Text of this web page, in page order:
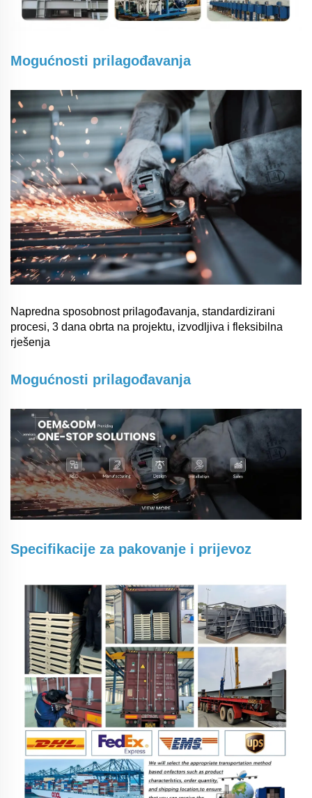
Mogućnosti prilagođavanja
Napredna sposobnost prilagođavanja, standardizirani
procesi, 3 dana obrta na projektu, izvodljiva i fleksibilna
rješenja
Mogućnosti prilagođavanja
Specifikacije za pakovanje i prijevoz